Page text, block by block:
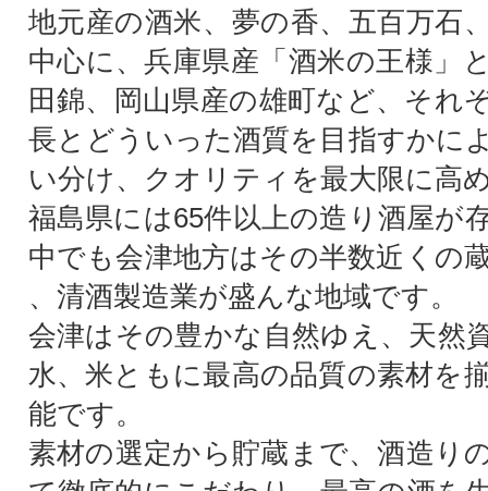
地元産の酒米、夢の香、五百万石
中心に、兵庫県産「酒米の王様」
田錦、岡山県産の雄町など、それ
長とどういった酒質を目指すかに
い分け、クオリティを最大限に高
福島県には65件以上の造り酒屋が
中でも会津地方はその半数近くの
、清酒製造業が盛んな地域です。
会津はその豊かな自然ゆえ、天然
水、米ともに最高の品質の素材を
能です。
素材の選定から貯蔵まで、酒造り